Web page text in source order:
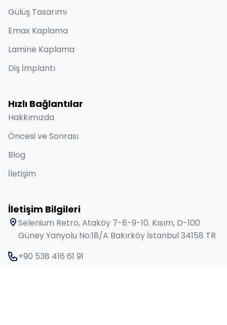
Gülüş Tasarımı
Emax Kaplama
Lamine Kaplama
Diş İmplantı
Hızlı Bağlantılar
Hakkımızda
Öncesi ve Sonrası
Blog
İletişim
İletişim Bilgileri
Selenium Retro, Ataköy 7-8-9-10. Kısım, D-100
Güney Yanyolu No:18/A Bakırköy İstanbul 34158 TR
+90 538 416 61 91